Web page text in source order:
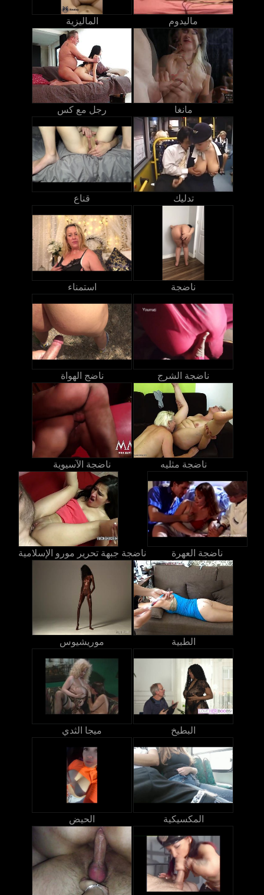
الماليزية ماليدوم
رجل مع كس مانغا
قناع تدليك
استمناء ناضجة
ناضج الهواة ناضجة الشرج
ناضجة الآسيوية ناضجة مثليه
ناضجة جبهة تحرير مورو الإسلامية ناضجة العهرة
موريشيوس الطبية
ميجا الثدي البطيخ
الحيض المكسيكية